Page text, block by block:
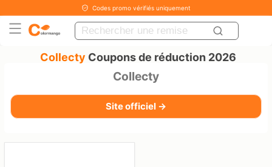
Codes promo vérifiés uniquement
Collecty Coupons de réduction 2026
Collecty
Site officiel →